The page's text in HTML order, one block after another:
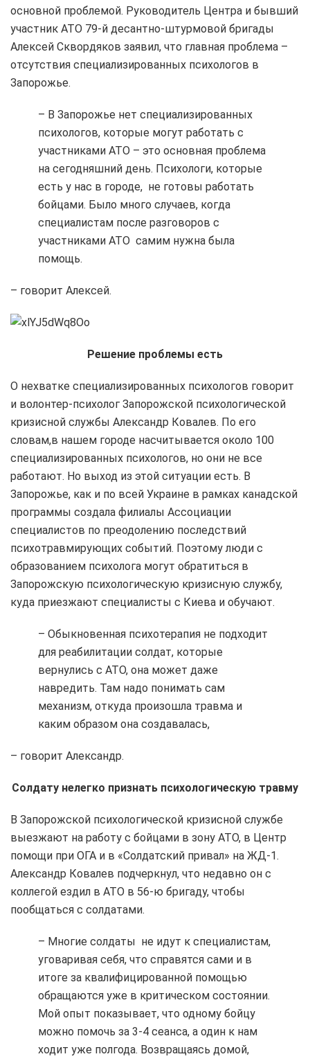
основной проблемой. Руководитель Центра и бывший
участник АТО 79-й десантно-штурмовой бригады
Алексей Сквордяков заявил, что главная проблема –
отсутствия специализированных психологов в
Запорожье.
– В Запорожье нет специализированных
психологов, которые могут работать с
участниками АТО – это основная проблема
на сегодняшний день. Психологи, которые
есть у нас в городе, не готовы работать
бойцами. Было много случаев, когда
специалистам после разговоров с
участниками АТО самим нужна была
помощь.
– говорит Алексей.
Решение проблемы есть
О нехватке специализированных психологов говорит
и волонтер-психолог Запорожской психологической
кризисной службы Александр Ковалев. По его
словам,в нашем городе насчитывается около 100
специализированных психологов, но они не все
работают. Но выход из этой ситуации есть. В
Запорожье, как и по всей Украине в рамках канадской
программы создала филиалы Ассоциации
специалистов по преодолению последствий
психотравмирующих событий. Поэтому люди с
образованием психолога могут обратиться в
Запорожскую психологическую кризисную службу,
куда приезжают специалисты с Киева и обучают.
– Обыкновенная психотерапия не подходит
для реабилитации солдат, которые
вернулись с АТО, она может даже
навредить. Там надо понимать сам
механизм, откуда произошла травма и
каким образом она создавалась,
– говорит Александр.
Солдату нелегко признать психологическую травму
В Запорожской психологической кризисной службе
выезжают на работу с бойцами в зону АТО, в Центр
помощи при ОГА и в «Солдатский привал» на ЖД-1.
Александр Ковалев подчеркнул, что недавно он с
коллегой ездил в АТО в 56-ю бригаду, чтобы
пообщаться с солдатами.
– Многие солдаты не идут к специалистам,
уговаривая себя, что справятся сами и в
итоге за квалифицированной помощью
обращаются уже в критическом состоянии.
Мой опыт показывает, что одному бойцу
можно помочь за 3-4 сеанса, а один к нам
ходит уже полгода. Возвращаясь домой,